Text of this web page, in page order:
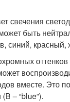
свечения
быть
синий,
вместе. Это
– “blue”).